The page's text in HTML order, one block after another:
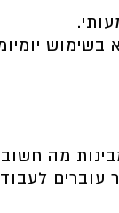
מה
עוברים